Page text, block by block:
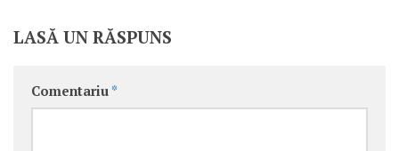
LASĂ UN RĂSPUNS
Comentariu *